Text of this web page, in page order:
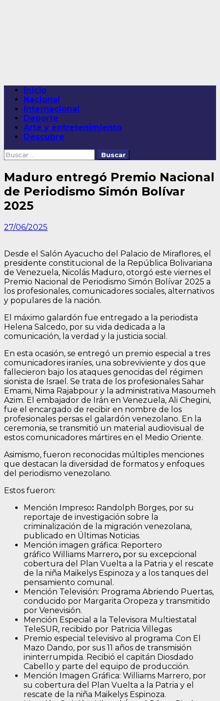
Menú
principal
Inicio
Nacional
Internacional
Deporte
Arte y entretenimiento
Descubre
Buscar:
Maduro entregó Premio Nacional
de Periodismo Simón Bolívar
2025
27/06/2025
Desde el Salón Ayacucho del Palacio de Miraflores, el
presidente constitucional de la República Bolivariana
de Venezuela, Nicolás Maduro, otorgó este viernes el
Premio Nacional de Periodismo Simón Bolívar 2025 a
los profesionales, comunicadores sociales, alternativos
y populares de la nación.
El máximo galardón fue entregado a la periodista
Helena Salcedo, por su vida dedicada a la
comunicación, la verdad y la justicia social.
En esta ocasión, se entregó un premio especial a tres
comunicadores iraníes, una sobreviviente y dos que
fallecieron bajo los ataques genocidas del régimen
sionista de Israel. Se trata de los profesionales Sahar
Emami, Nima Rajabpour y la administrativa Masoumeh
Azim. El embajador de Irán en Venezuela, Ali Chegini,
fue el encargado de recibir en nombre de los
profesionales persas el galardón venezolano. En la
ceremonia, se transmitió un material audiovisual de
estos comunicadores mártires en el Medio Oriente.
Asimismo, fueron reconocidas múltiples menciones
que destacan la diversidad de formatos y enfoques
del periodismo venezolano.
Estos fueron:
Mención Impreso: Randolph Borges, por su
reportaje de investigación sobre la
criminalización de la migración venezolana,
publicado en Últimas Noticias.
Mención imagen gráfica: Reportero
gráfico Williams Marrero, por su excepcional
cobertura del Plan Vuelta a la Patria y el rescate
de la niña Maikelys Espinoza y a los tanques del
pensamiento comunal.
Mención Televisión: Programa Abriendo Puertas,
conducido por Margarita Oropeza y transmitido
por Venevisión.
Mención Especial a la Televisora Multiestatal
TeleSUR, recibido por Patricia Villegas
Premio especial televisivo al programa Con El
Mazo Dando, por sus 11 años de transmisión
ininterrumpida. Recibió el capitán Diosdado
Cabello y parte del equipo de producción.
Mención Imagen Gráfica: Williams Marrero, por
su cobertura del Plan Vuelta a la Patria y el
rescate de la niña Maikelys Espinoza.